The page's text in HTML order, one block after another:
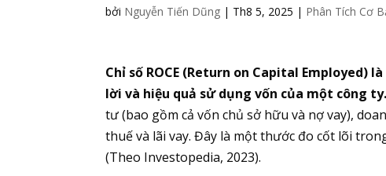
bởi Nguyễn Tiến Dũng | Th8 5, 2025 | Phân Tích Cơ
Chỉ số ROCE (Return on Capital
lời và hiệu quả sử dụng vốn của một công ty.
tư (bao gồm cả vốn chủ sở hữu và nợ vay),
thuế và lãi vay. Đây là một thước đo cốt lõi
(Theo Investopedia, 2023).